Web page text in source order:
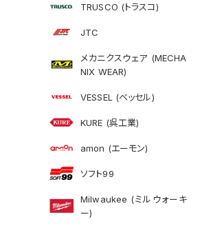
TRUSCO (トラスコ)
JTC
メカニクスウェア (MECHA
NIX WEAR)
VESSEL (ベッセル)
KURE (呉工業)
amon (エーモン)
ソフト99
Milwaukee (ミルウォーキ
ー)